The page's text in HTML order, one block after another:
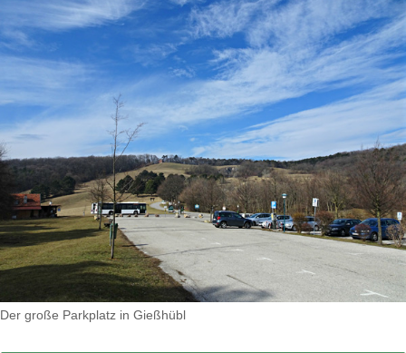
Der große Parkplatz in Gießhübl